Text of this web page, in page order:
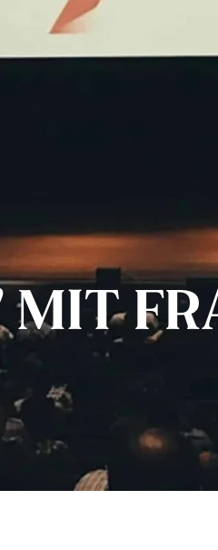
Internationale
Studieren in
Studyplus
Kontakt & Termine
Studienberatung
Infotermine
Über uns
Warum zur AMD
Leitbild und Historie
Qualitätsmanagement
Bildungsfamilie
Forschung
Forschung
MIT